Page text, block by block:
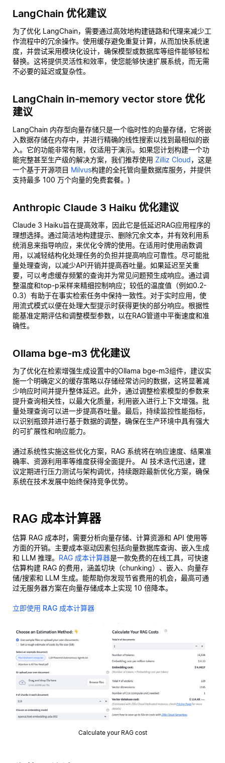
LangChain 优化建议
为了优化 LangChain，需要通过高效地构建链路和代理来减少工
作流程中的冗余操作。使用缓存避免重复计算，从而加快系统速
度，并尝试采用模块化设计，确保模型或数据库等组件能够轻松
替换。这将提供灵活性和效率，使您能够快速扩展系统，而无需
不必要的延迟或复杂性。
LangChain in-memory vector store 优化
建议
LangChain 内存型向量存储只是一个临时性的向量存储，它将嵌
入数据存储在内存中，并进行精确的线性搜索以找到最相似的嵌
入。它的功能非常有限，仅适用于演示。如果您计划构建一个功
能完整甚至生产级的解决方案，我们推荐使用 Zilliz Cloud，这是
一个基于开源项目 Milvus构建的全托管向量数据库服务，并提供
支持最多 100 万个向量的免费套餐。)
Anthropic Claude 3 Haiku 优化建议
Claude 3 Haiku旨在提高效率，因此它是低延迟RAG应用程序的
理想选择。通过简洁地构建提示、删除冗余文本，并有效利用系
统消息来指导响应，来优化令牌的使用。在适用时使用函数调
用，以减轻结构化处理任务的负担并提高响应可靠性。尽可能批
量处理查询，以减少API开销并提高吞吐量。如果延迟至关重
要，可以考虑缓存频繁的查询并为常见问题预生成响应。通过调
整温度和top-p采样来精细控制响应；较低的温度值（例如0.2-
0.3）有助于在事实检索任务中保持一致性。对于实时应用，使
用流式模式以便在处理大型提示时获得更快的部分响应。根据性
能基准定期评估和调整模型参数，以在RAG管道中平衡速度和准
确性。
Ollama bge-m3 优化建议
为了优化在检索增强生成设置中的Ollama bge-m3组件，建议实
施一个明确定义的缓存策略以存储经常访问的数据，这将显著减
少响应时间并提升整体延迟。此外，通过调整检索模型的参数来
提升查询相关性，以最大化质量，利用嵌入进行上下文增强。批
量处理查询可以进一步提高吞吐量。最后，持续监控性能指标，
以识别瓶颈并进行基于数据的调整，确保在生产环境中具有强大
的可扩展性和响应能力。
通过系统性实施这些优化方案，RAG 系统将在响应速度、结果准
确率、资源利用率等维度获得全面提升。 AI 技术迭代迅速，建
议定期进行压力测试与架构调优，持续跟踪最新优化方案，确保
系统在技术发展中始终保持竞争优势。
RAG 成本计算器
估算 RAG 成本时，需要分析向量存储、计算资源和 API 使用等
方面的开销。主要成本驱动因素包括向量数据库查询、嵌入生成
和 LLM 推理。 RAG 成本计算器是一款免费的在线工具，可快速
估算构建 RAG 的费用，涵盖切块（chunking）、嵌入、向量存
储/搜索和 LLM 生成。能帮助你发现节省费用的机会，最高可通
过无服务器方案在向量存储成本上实现 10 倍降本。
立即使用 RAG 成本计算器
Calculate your RAG cost